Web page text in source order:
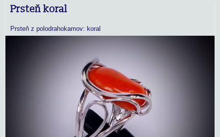
Prsteň koral
Prsteň z polodrahokamov: koral